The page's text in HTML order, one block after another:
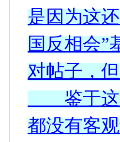
是因为这
国反相会”
对帖子，
鉴于这
都没有客